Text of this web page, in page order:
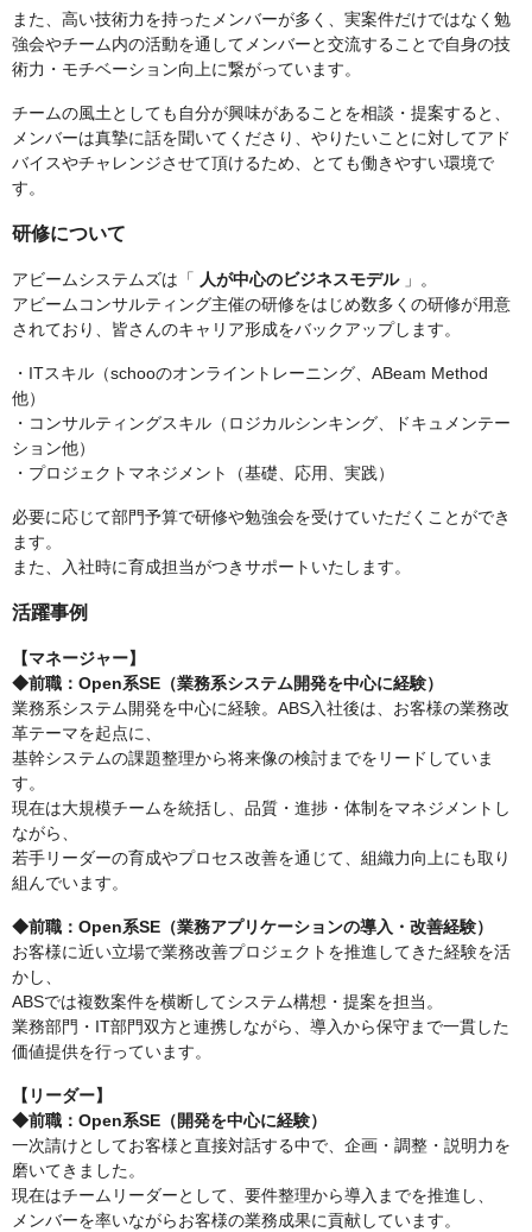
また、高い技術力を持ったメンバーが多く、実案件だけではなく勉
強会やチーム内の活動を通してメンバーと交流することで自身の技
術力・モチベーション向上に繋がっています。
チームの風土としても自分が興味があることを相談・提案すると、
メンバーは真摯に話を聞いてくださり、やりたいことに対してアド
バイスやチャレンジさせて頂けるため、とても働きやすい環境で
す。
研修について
アビームシステムズは「 人が中心のビジネスモデル」。
アビームコンサルティング主催の研修をはじめ数多くの研修が用意
されており、皆さんのキャリア形成をバックアップします。
・ITスキル（schooのオンライントレーニング、ABeam Method
他）
・コンサルティングスキル（ロジカルシンキング、ドキュメンテー
ション他）
・プロジェクトマネジメント（基礎、応用、実践）
必要に応じて部門予算で研修や勉強会を受けていただくことができ
ます。
また、入社時に育成担当がつきサポートいたします。
活躍事例
【マネージャー】
◆前職：Open系SE（業務系システム開発を中心に経験）
業務系システム開発を中心に経験。ABS入社後は、お客様の業務改
革テーマを起点に、
基幹システムの課題整理から将来像の検討までをリードしていま
す。
現在は大規模チームを統括し、品質・進捗・体制をマネジメントし
ながら、
若手リーダーの育成やプロセス改善を通じて、組織力向上にも取り
組んでいます。
◆前職：Open系SE（業務アプリケーションの導入・改善経験）
お客様に近い立場で業務改善プロジェクトを推進してきた経験を活
かし、
ABSでは複数案件を横断してシステム構想・提案を担当。
業務部門・IT部門双方と連携しながら、導入から保守まで一貫した
価値提供を行っています。
【リーダー】
◆前職：Open系SE（開発を中心に経験）
一次請けとしてお客様と直接対話する中で、企画・調整・説明力を
磨いてきました。
現在はチームリーダーとして、要件整理から導入までを推進し、
メンバーを率いながらお客様の業務成果に貢献しています。